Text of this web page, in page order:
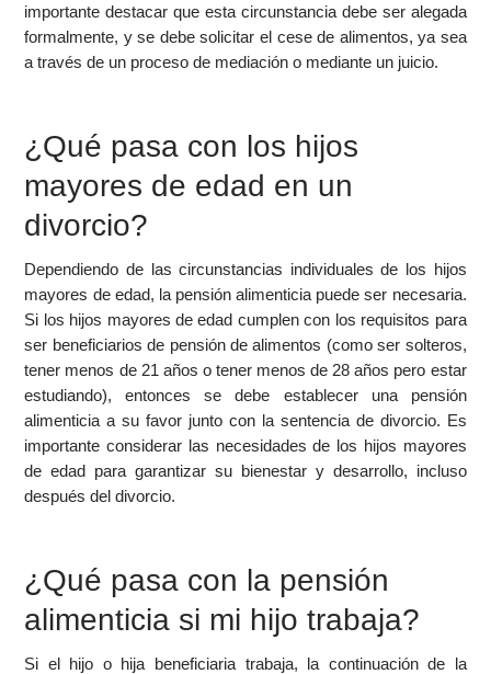
importante destacar que esta circunstancia debe ser alegada
formalmente, y se debe solicitar el cese de alimentos, ya sea
a través de un proceso de mediación o mediante un juicio.
¿Qué pasa con los hijos
mayores de edad en un
divorcio?
Dependiendo de las circunstancias individuales de los hijos
mayores de edad, la pensión alimenticia puede ser necesaria.
Si los hijos mayores de edad cumplen con los requisitos para
ser beneficiarios de pensión de alimentos (como ser solteros,
tener menos de 21 años o tener menos de 28 años pero estar
estudiando), entonces se debe establecer una pensión
alimenticia a su favor junto con la sentencia de divorcio. Es
importante considerar las necesidades de los hijos mayores
de edad para garantizar su bienestar y desarrollo, incluso
después del divorcio.
¿Qué pasa con la pensión
alimenticia si mi hijo trabaja?
Si el hijo o hija beneficiaria trabaja, la continuación de la